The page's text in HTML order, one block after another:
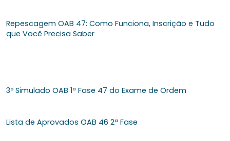
Repescagem OAB 47: Como Funciona, Inscrição e Tudo
que Você Precisa Saber
3º Simulado OAB 1ª Fase 47 do Exame de Ordem
Lista de Aprovados OAB 46 2ª Fase